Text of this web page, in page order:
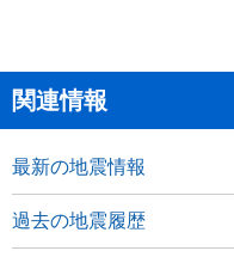
関連情報
最新の地震情報
過去の地震履歴